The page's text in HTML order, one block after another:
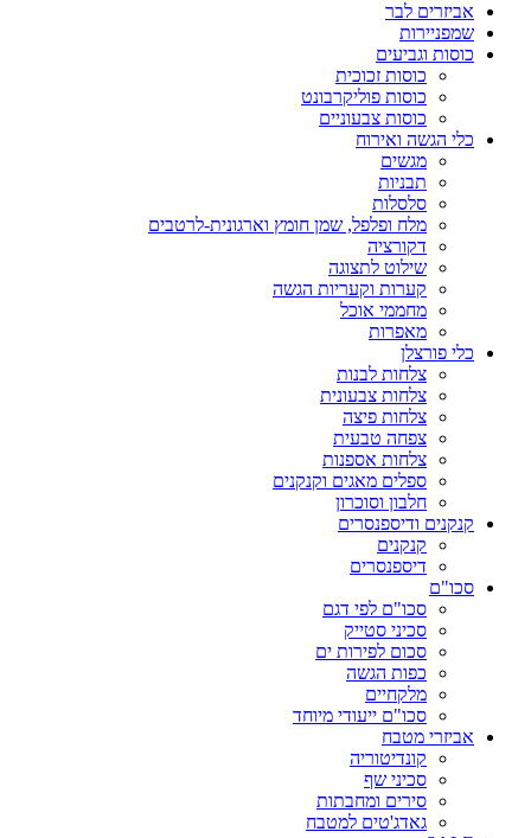
אביזרים לבר
שמפניירות
כוסות וגביעים
כוסות זכוכית
כוסות פוליקרבונט
כוסות צבעוניים
כלי הגשה ואירוח
מגשים
תבניות
סלסלות
מלח ופלפל, שמן חומץ וארגונית-לרטבים
דקורציה
שילוט לתצוגה
קערות וקעריות הגשה
מחממי אוכל
מאפרות
כלי פורצלן
צלחות לבנות
צלחות צבעונית
צלחות פיצה
צפחה טבעית
צלחות אספנות
ספלים מאגים וקנקנים
חלבון וסוכרון
קנקנים ודיספנסרים
קנקנים
דיספנסרים
סכו"ם
סכו"ם לפי דגם
סכיני סטייק
סכום לפירות ים
כפות הגשה
מלקחיים
סכו"ם ייעודי מיוחד
אביזרי מטבח
קונדיטוריה
סכיני שף
סירים ומחבתות
גאדג'טים למטבח